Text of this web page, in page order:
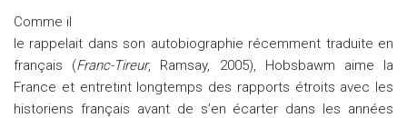
Comme il
le rappelait dans son autobiographie récemment traduite en
français (Franc-Tireur, Ramsay, 2005), Hobsbawm aime la
France et entretint longtemps des rapports étroits avec les
historiens français avant de s’en écarter dans les années